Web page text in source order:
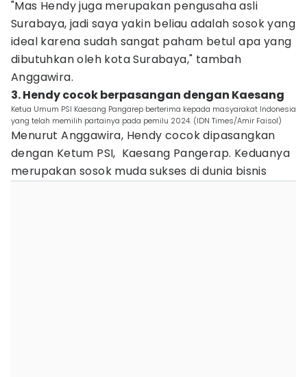
"Mas Hendy juga merupakan pengusaha asli
Surabaya, jadi saya yakin beliau adalah sosok yang
ideal karena sudah sangat paham betul apa yang
dibutuhkan oleh kota Surabaya," tambah
Anggawira.
3. Hendy cocok berpasangan dengan Kaesang
Ketua Umum PSI Kaesang Pangarep berterima kepada masyarakat Indonesia
yang telah memilih partainya pada pemilu 2024. (IDN Times/Amir Faisol)
Menurut Anggawira, Hendy cocok dipasangkan
dengan Ketum PSI, Kaesang Pangerap. Keduanya
merupakan sosok muda sukses di dunia bisnis